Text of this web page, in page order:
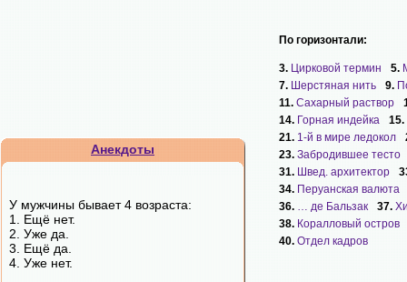
Анекдоты
У мужчины бывает 4 возраста:
1. Ещё нет.
2. Уже да.
3. Ещё да.
4. Уже нет.
По горизонтали:
3. Цирковой термин 5.
7. Шерстяная нить 9.
11. Сахарный раствор
14. Горная индейка
15.
21. 1-й в мире ледокол
23. Забродившее тесто
31. Швед. архитектор
34. Перуанская валюта
36. … де Бальзак 37.
38. Коралловый остров
40. Отдел кадров